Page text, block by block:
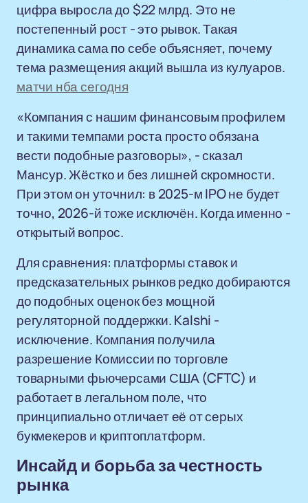
цифра выросла до $22 млрд. Это не
постепенный рост - это рывок. Такая
динамика сама по себе объясняет, почему
тема размещения акций вышла из кулуаров.
матчи нба сегодня
«Компания с нашим финансовым профилем
и такими темпами роста просто обязана
вести подобные разговоры», - сказал
Мансур. Жёстко и без лишней скромности.
При этом он уточнил: в 2025-м IPO не будет
точно, 2026-й тоже исключён. Когда именно -
открытый вопрос.
Для сравнения: платформы ставок и
предсказательных рынков редко добираются
до подобных оценок без мощной
регуляторной поддержки. Kalshi -
исключение. Компания получила
разрешение Комиссии по торговле
товарными фьючерсами США (CFTC) и
работает в легальном поле, что
принципиально отличает её от серых
букмекеров и криптоплатформ.
Инсайд и борьба за честность
рынка